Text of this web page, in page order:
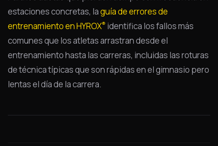
estaciones concretas, laguía de errores de
entrenamiento en HYROX® identifica los fallos más
comunes que los atletas arrastran desde el
entrenamiento hasta las carreras, incluidas las roturas
de técnica típicas que son rápidas en el gimnasio pero
lentas el día de la carrera.